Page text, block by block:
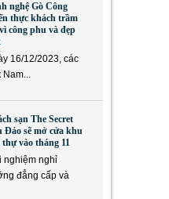
nghệ Gò Công
thực khách trầm
công phu và đẹp
16/12/2023, các
Nam...
sạn The Secret
Đảo sẽ mở cửa khu
thự vào tháng 11
nghiệm nghỉ
đẳng cấp và